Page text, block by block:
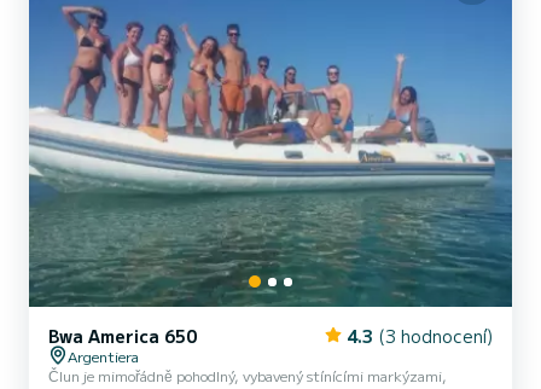
Bwa America 650 4.3 (3 hodnocení)
Argentiera
Člun je mimořádně pohodlný, vybavený stínícími markýzami,